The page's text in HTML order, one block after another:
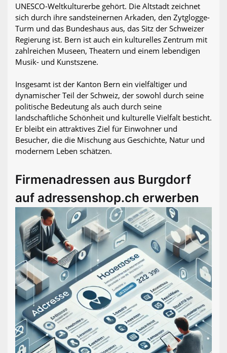
UNESCO-Weltkulturerbe gehört. Die Altstadt zeichnet
sich durch ihre sandsteinernen Arkaden, den Zytglogge-
Turm und das Bundeshaus aus, das Sitz der Schweizer
Regierung ist. Bern ist auch ein kulturelles Zentrum mit
zahlreichen Museen, Theatern und einem lebendigen
Musik- und Kunstszene.
Insgesamt ist der Kanton Bern ein vielfältiger und
dynamischer Teil der Schweiz, der sowohl durch seine
politische Bedeutung als auch durch seine
landschaftliche Schönheit und kulturelle Vielfalt besticht.
Er bleibt ein attraktives Ziel für Einwohner und
Besucher, die die Mischung aus Geschichte, Natur und
modernem Leben schätzen.
Firmenadressen aus Burgdorf
auf adressenshop.ch erwerben